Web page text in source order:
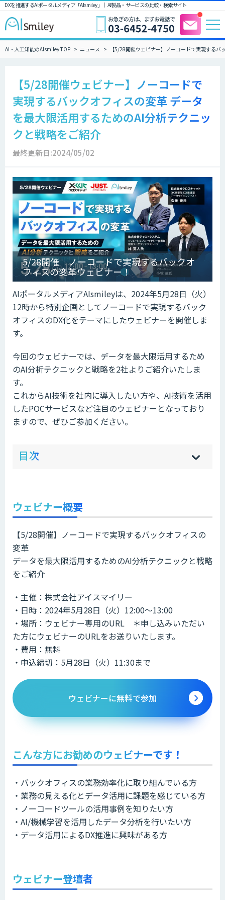
DXを推進するAIポータルメディア「AIsmiley」｜ AI製品・サービスの比較・検索サイト
AI・人工知能のAIsmiley TOP ニュース 【5/28開催ウェビナー】ノーコードで実現する
【5/28開催ウェビナー】ノーコードで
実現するバックオフィスの変革 データ
を最大限活用するためのAI分析テクニッ
クと戦略をご紹介
最終更新日:2024/05/02
5/28開催｜ノーコードで実現するバックオ
フィスの変革ウェビナー！
AIポータルメディアAIsmileyは、2024年5月28日（火）
12時から特別企画としてノーコードで実現するバック
オフィスのDX化をテーマにしたウェビナーを開催しま
す。
今回のウェビナーでは、データを最大限活用するため
のAI分析テクニックと戦略を2社よりご紹介いたしま
す。
これからAI技術を社内に導入したい方や、AI技術を活用
したPOCサービスなど注目のウェビナーとなっており
ますので、ぜひご参加ください。
目次 hi
]
sh
]
ウェビナー概要
【5/28開催】ノーコードで実現するバックオフィスの
変革
データを最大限活用するためのAI分析テクニックと戦略
をご紹介
・主催：株式会社アイスマイリー
・日時：2024年5月28日（火）12:00～13:00
・場所：ウェビナー専用のURL ＊申し込みいただい
た方にウェビナーのURLをお送りいたします。
・費用：無料
・申込締切：5月28日（火）11:30まで
ウェビナーに無料で参加
こんな方にお勧めのウェビナーです！
・バックオフィスの業務効率化に取り組んでいる方
・業務の見える化とデータ活用に課題を感じている方
・ノーコードツールの活用事例を知りたい方
・AI/機械学習を活用したデータ分析を行いたい方
・データ活用によるDX推進に興味がある方
ウェビナー登壇者